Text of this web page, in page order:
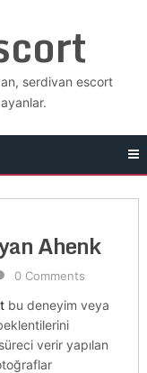
serdivan escort
Ahenk
0 Comments
bu deneyim veya
verir yapılan